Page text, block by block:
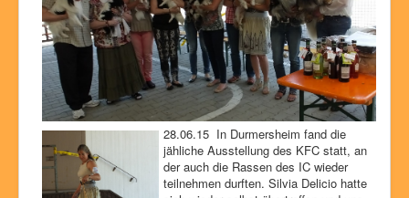
28.06.15 In Durmersheim fand die
jähliche Ausstellung des KFC statt, an
der auch die Rassen des IC wieder
teilnehmen durften. Silvia Delicio hatte